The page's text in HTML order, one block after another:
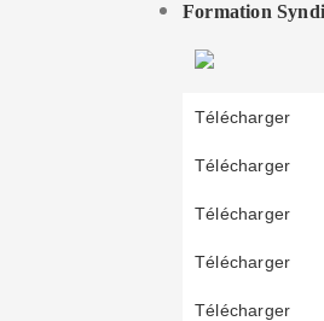
Formation
Télécharger
Télécharger
Télécharger
Télécharger
Télécharger